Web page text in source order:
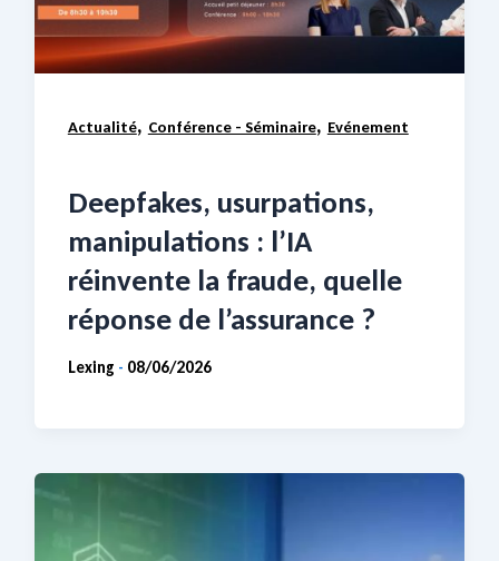
Actualité, Conférence - Séminaire, Evénement
Deepfakes, usurpations,
manipulations : l’IA
réinvente la fraude, quelle
réponse de l’assurance ?
Lexing - 08/06/2026